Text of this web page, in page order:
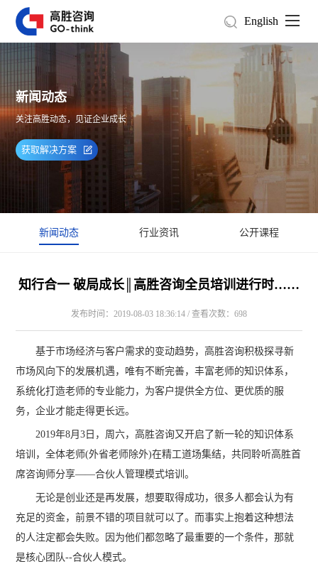
English
新闻动态
关注高胜动态，见证企业成长
获取解决方案
新闻动态 行业资讯 公开课程
知行合一 破局成长║高胜咨询全员培训进行时……
发布时间：2019-08-03 18:36:14 / 查看次数：698
基于市场经济与客户需求的变动趋势，高胜咨询积极探寻新
市场风向下的发展机遇，唯有不断完善，丰富老师的知识体系，
系统化打造老师的专业能力，为客户提供全方位、更优质的服
务，企业才能走得更长远。
2019年8月3日，周六，高胜咨询又开启了新一轮的知识体系
培训，全体老师(外省老师除外)在精工道场集结，共同聆听高胜首
席咨询师分享——合伙人管理模式培训。
无论是创业还是再发展，想要取得成功，很多人都会认为有
充足的资金，前景不错的项目就可以了。而事实上抱着这种想法
的人注定都会失败。因为他们都忽略了最重要的一个条件，那就
是核心团队--合伙人模式。